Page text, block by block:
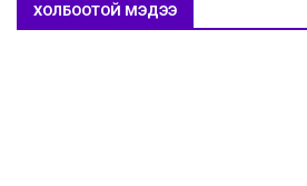
ХОЛБООТОЙ МЭДЭЭ